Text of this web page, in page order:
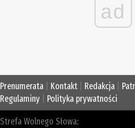
ad
Prenumerata Kontakt Redakcja
Regulaminy
Polityka prywatności
Strefa Wolnego Słowa: